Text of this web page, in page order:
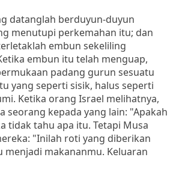
datanglah berduyun-duyun
menutupi perkemahan itu; dan
embun sekeliling
embun itu telah menguap,
padang gurun sesuatu
yang seperti sisik, halus seperti
Ketika orang Israel melihatnya,
seorang kepada yang lain: "Apakah
tidak tahu apa itu. Tetapi Musa
"Inilah roti yang diberikan
menjadi makananmu. Keluaran